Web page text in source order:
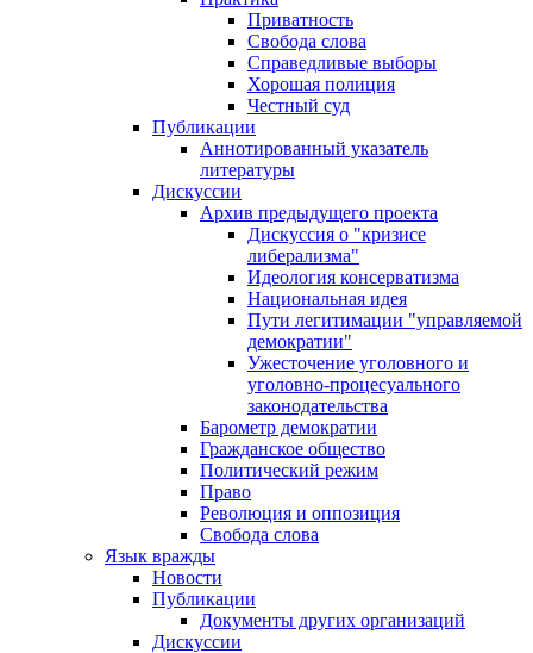
Приватность
Свобода слова
Справедливые выборы
Хорошая полиция
Честный суд
Публикации
Аннотированный указатель
литературы
Дискуссии
Архив предыдущего проекта
Дискуссия о "кризисе
либерализма"
Идеология консерватизма
Национальная идея
Пути легитимации "управляемой
демократии"
Ужесточение уголовного и
уголовно-процесуального
законодательства
Барометр демократии
Гражданское общество
Политический режим
Право
Революция и оппозиция
Свобода слова
Язык вражды
Новости
Публикации
Документы других организаций
Дискуссии